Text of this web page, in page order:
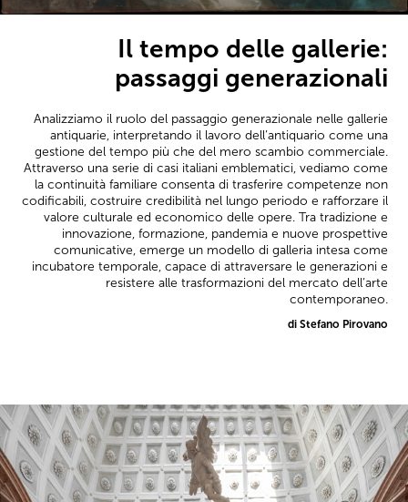
Il tempo delle gallerie:
passaggi generazionali
Analizziamo il ruolo del passaggio generazionale nelle gallerie
antiquarie, interpretando il lavoro dell’antiquario come una
gestione del tempo più che del mero scambio commerciale.
Attraverso una serie di casi italiani emblematici, vediamo come
la continuità familiare consenta di trasferire competenze non
codificabili, costruire credibilità nel lungo periodo e rafforzare il
valore culturale ed economico delle opere. Tra tradizione e
innovazione, formazione, pandemia e nuove prospettive
comunicative, emerge un modello di galleria intesa come
incubatore temporale, capace di attraversare le generazioni e
resistere alle trasformazioni del mercato dell’arte
contemporaneo.
di Stefano Pirovano